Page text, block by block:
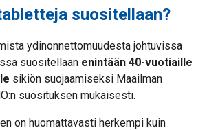
suositellaan?
ydinonnettomuudesta johtuvissa
suositellaan enintään 40-vuotiaille
sikiön suojaamiseksi Maailman
suosituksen mukaisesti.
on huomattavasti herkempi kuin